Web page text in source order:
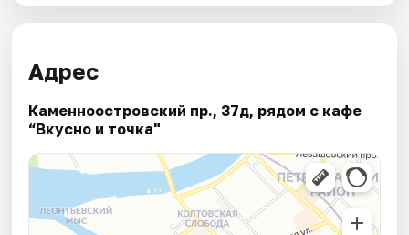
Адрес
Каменноостровский пр., 37д, рядом с кафе
“Вкусно и точка"